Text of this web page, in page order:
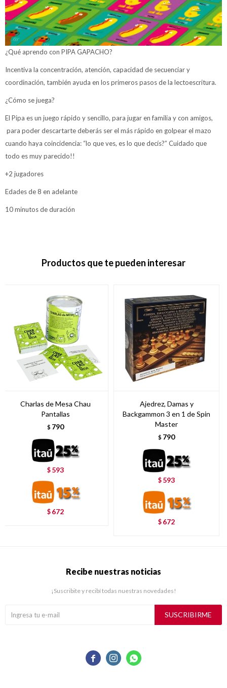
¿Qué aprendo con PIPA GAPACHO?
Incentiva la concentración, atención, capacidad de secuenciar y
coordinación, también ayuda en los primeros pasos de la lectoescritura.
¿Cómo se juega?
El Pipa es un juego rápido y sencillo, para jugar en familia y con amigos,
para poder descartarte deberás ser el más rápido en golpear el mazo
cuando haya coincidencia: “lo que ves, es lo que decís?” Cuidado que
todo es muy parecido!!
+2 jugadores
Edades de 8 en adelante
10 minutos de duración
Productos que te pueden interesar
Charlas de Mesa Chau
Pantallas
$ 790
$ 593
$ 672
Ajedrez, Damas y
Backgammon 3 en 1 de Spin
Master
$ 790
$ 593
$ 672
  
Recibe nuestras noticias
¡Suscribite y recibí todas nuestras novedades!
SUSCRIBIRME